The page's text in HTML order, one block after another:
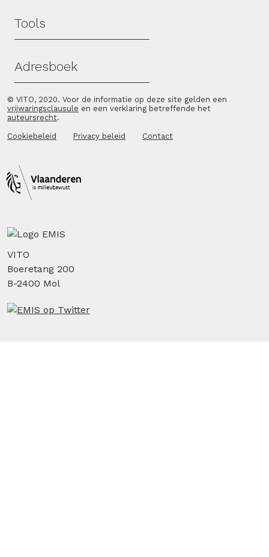
Tools
Adresboek
© VITO, 2020. Voor de informatie op deze site gelden een
vrijwaringsclausule en een verklaring betreffende het
auteursrecht.
Cookiebeleid Privacy beleid Contact
VITO
Boeretang 200
B-2400 Mol